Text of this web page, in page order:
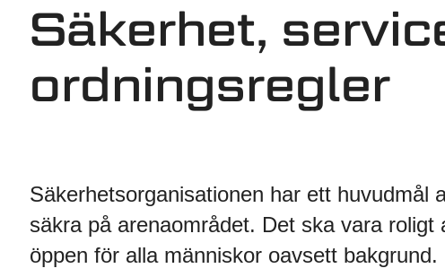
Säkerhet,
ordningsregler
Säkerhetsorganisationen har ett huvudmål
säkra på arenaområdet. Det ska vara
öppen för alla människor oavsett bakgrund.